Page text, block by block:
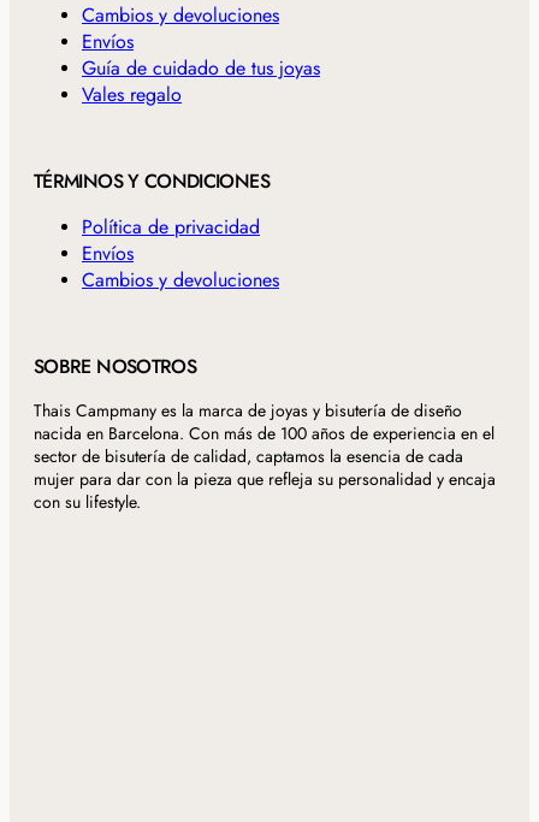
Cambios y devoluciones
Envíos
Guía de cuidado de tus joyas
Vales regalo
TÉRMINOS Y CONDICIONES
Política de privacidad
Envíos
Cambios y devoluciones
SOBRE NOSOTROS
Thais Campmany es la marca de joyas y bisutería de diseño
nacida en Barcelona. Con más de 100 años de experiencia en el
sector de bisutería de calidad, captamos la esencia de cada
mujer para dar con la pieza que refleja su personalidad y encaja
con su lifestyle.